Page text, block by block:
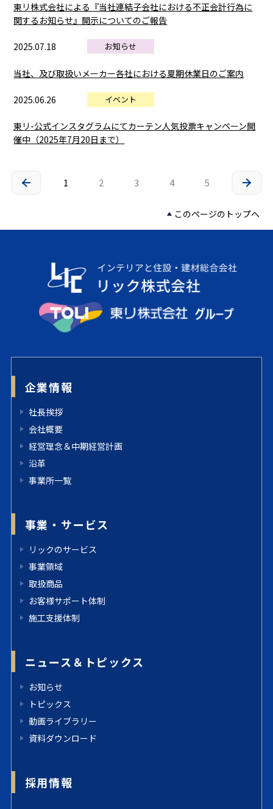
東リ株式会社による『当社連結子会社における不正会計行為に
関するお知らせ』開示についてのご報告
2025.07.18 お知らせ
当社、及び取扱いメーカー各社における夏期休業日のご案内
2025.06.26 イベント
東リ-公式インスタグラムにてカーテン人気投票キャンペーン開
催中（2025年7月20日まで）
1 2 3 4 5
このページのトップへ
企業情報
社長挨拶
会社概要
経営理念＆中期経営計画
沿革
事業所一覧
事業・サービス
リックのサービス
事業領域
取扱商品
お客様サポート体制
施工支援体制
ニュース＆トピックス
お知らせ
トピックス
動画ライブラリー
資料ダウンロード
採用情報